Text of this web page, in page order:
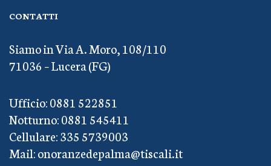
CONTATTI
Siamo in Via A. Moro, 108/110
71036 – Lucera (FG)
Ufficio: 0881 522851
Notturno: 0881 545411
Cellulare: 335 5739003
Mail: onoranzedepalma@tiscali.it